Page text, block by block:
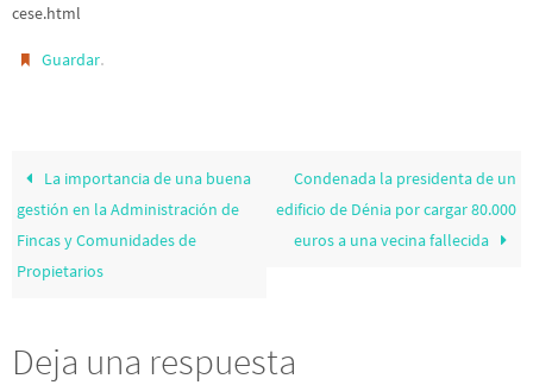
cese.html
Guardar.
La importancia de una buena
gestión en la Administración de
Fincas y Comunidades de
Propietarios
Condenada la presidenta de un
edificio de Dénia por cargar 80.000
euros a una vecina fallecida
Deja una respuesta